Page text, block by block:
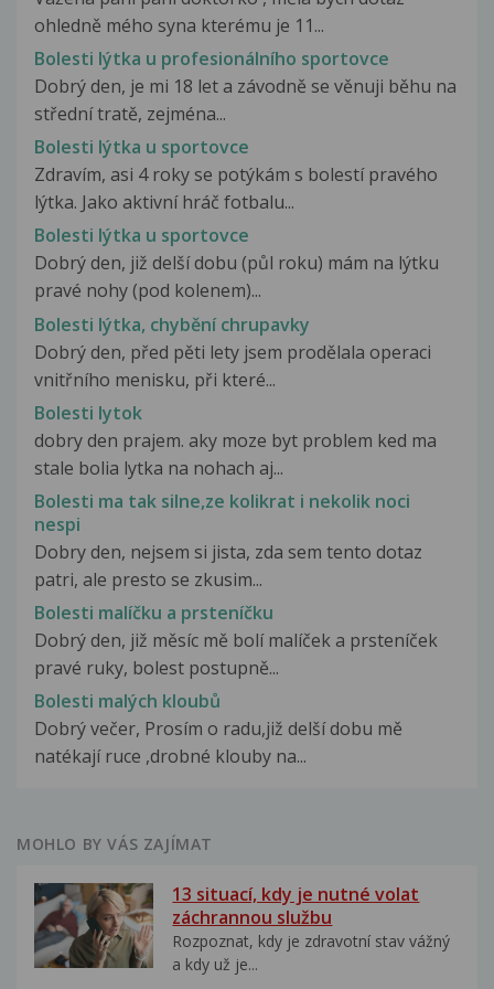
ohledně mého syna kterému je 11...
Bolesti lýtka u profesionálního sportovce
Dobrý den, je mi 18 let a závodně se věnuji běhu na
střední tratě, zejména...
Bolesti lýtka u sportovce
Zdravím, asi 4 roky se potýkám s bolestí pravého
lýtka. Jako aktivní hráč fotbalu...
Bolesti lýtka u sportovce
Dobrý den, již delší dobu (půl roku) mám na lýtku
pravé nohy (pod kolenem)...
Bolesti lýtka, chybění chrupavky
Dobrý den, před pěti lety jsem prodělala operaci
vnitřního menisku, při které...
Bolesti lytok
dobry den prajem. aky moze byt problem ked ma
stale bolia lytka na nohach aj...
Bolesti ma tak silne,ze kolikrat i nekolik noci
nespi
Dobry den, nejsem si jista, zda sem tento dotaz
patri, ale presto se zkusim...
Bolesti malíčku a prsteníčku
Dobrý den, již měsíc mě bolí malíček a prsteníček
pravé ruky, bolest postupně...
Bolesti malých kloubů
Dobrý večer, Prosím o radu,již delší dobu mě
natékají ruce ,drobné klouby na...
MOHLO BY VÁS ZAJÍMAT
13 situací, kdy je nutné volat
záchrannou službu
Rozpoznat, kdy je zdravotní stav vážný
a kdy už je...